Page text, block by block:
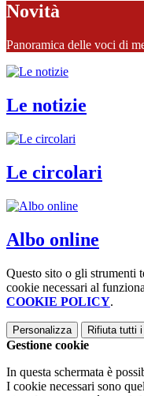
Novità
Panoramica delle voci di
Le notizie
Le circolari
Albo online
Questo sito o gli strumenti
cookie necessari al
COOKIE POLICY.
Personalizza Rifiuta tutti i
Gestione cookie
In questa schermata è
I cookie necessari sono